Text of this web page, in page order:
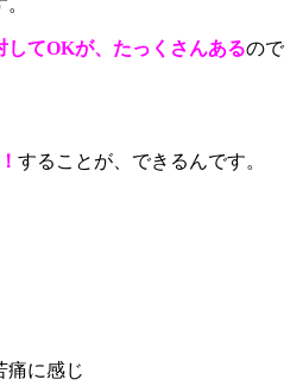
してOKが、たっくさんあるので
することが、できるんです。
痛に感じ